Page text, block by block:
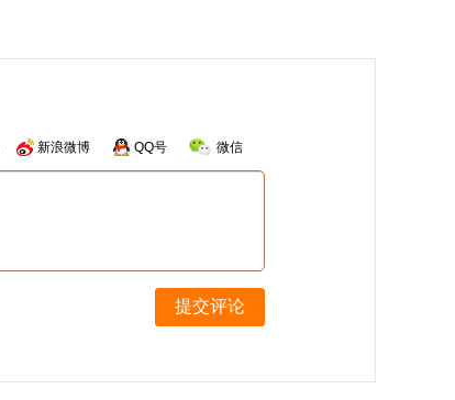
新浪微博 QQ号 微信
提交评论